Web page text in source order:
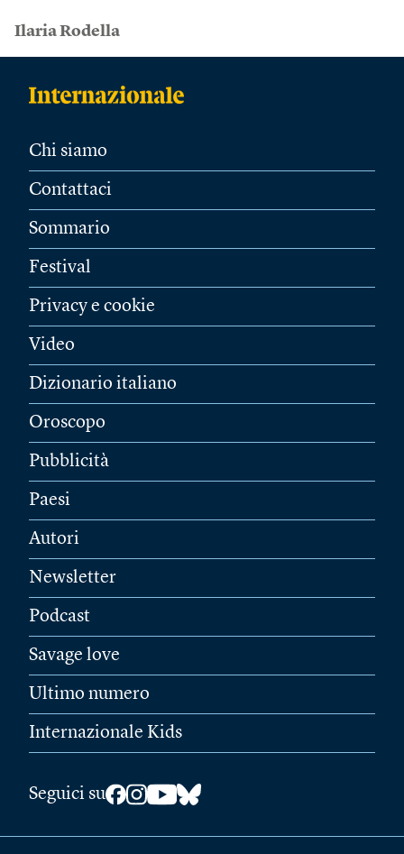
Ilaria Rodella
Chi siamo
Contattaci
Sommario
Festival
Privacy e cookie
Video
Dizionario italiano
Oroscopo
Pubblicità
Paesi
Autori
Newsletter
Podcast
Savage love
Ultimo numero
Internazionale Kids
Seguici su